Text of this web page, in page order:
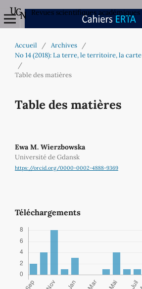
Revues scientifiques académiques
Accueil / Archives
/
No 14 (2018): La terre, le territoire, la carte
/
Table des matières
Table des matières
Ewa M. Wierzbowska
Université de Gdansk
https://orcid.org/0000-0002-4888-9369
Téléchargements